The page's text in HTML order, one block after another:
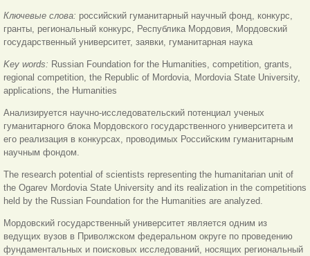
Ключевые слова: российский гуманитарный научный фонд, конкурс,
гранты, региональный конкурс, Республика Мордовия, Мордовский
государственный университет, заявки, гуманитарная наука
Key words: Russian Foundation for the Humanities, competition, grants,
regional competition, the Republic of Mordovia, Mordovia State University,
applications, the Humanities
Анализируется научно-исследовательский потенциал ученых
гуманитарного блока Мордовского государственного университета и
его реализация в конкурсах, проводимых Российским гуманитарным
научным фондом.
The research potential of scientists representing the humanitarian unit of
the Ogarev Mordovia State University and its realization in the competitions
held by the Russian Foundation for the Humanities are analyzed.
Мордовский государственный университет является одним из
ведущих вузов в Приволжском федеральном округе по проведению
фундаментальных и поисковых исследований, носящих региональный